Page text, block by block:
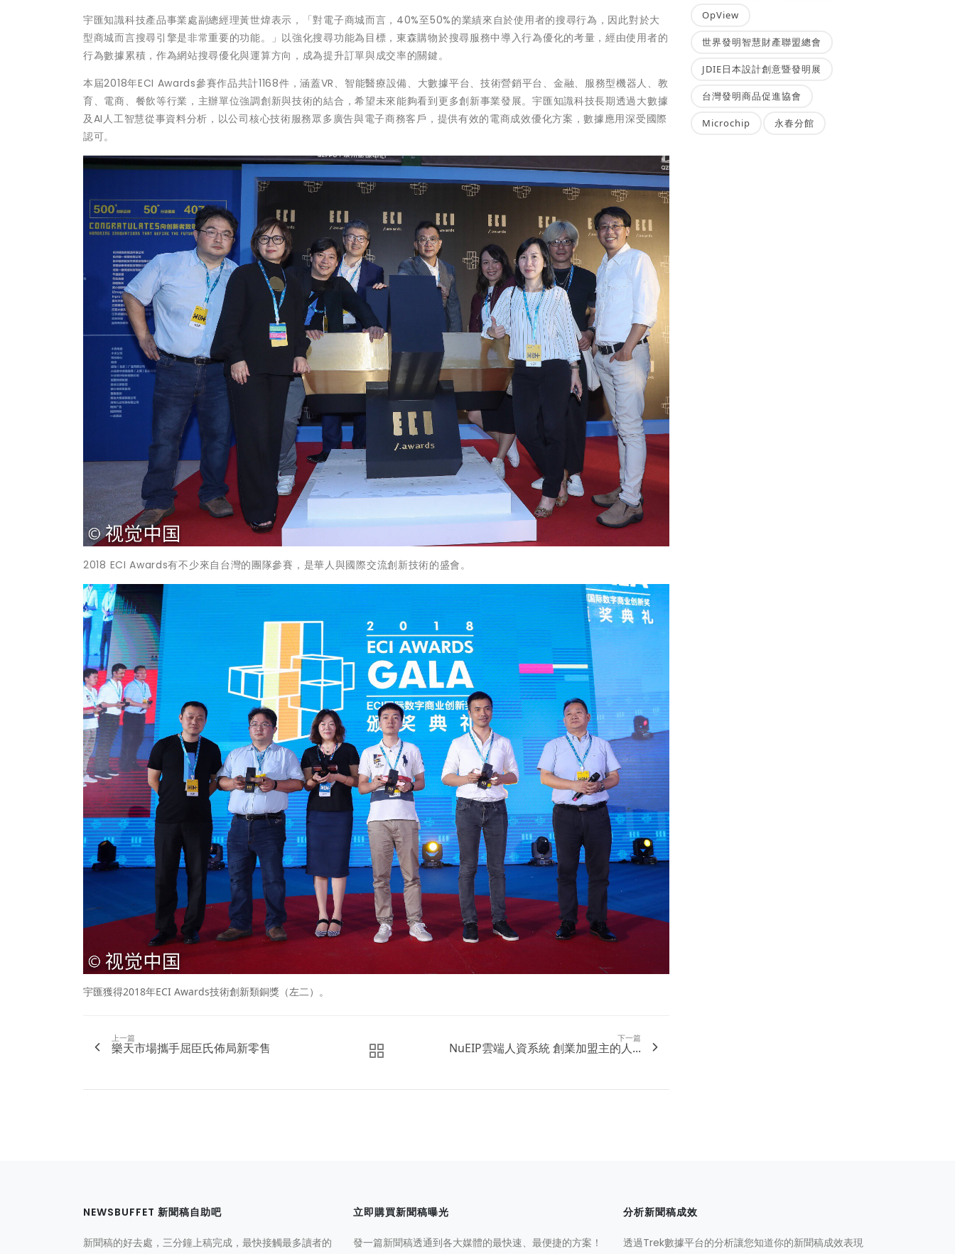
宇匯知識科技產品事業處副總經理黃世煒表示，「對電子商城而言，40%至50%的業績來自於使用者的搜尋行為，因此對於大
型商城而言搜尋引擎是非常重要的功能。」以強化搜尋功能為目標，東森購物於搜尋服務中導入行為優化的考量，經由使用者的
行為數據累積，作為網站搜尋優化與運算方向，成為提升訂單與成交率的關鍵。
本屆2018年ECI Awards參賽作品共計1168件，涵蓋VR、智能醫療設備、大數據平台、技術營銷平台、金融、服務型機器人、教
育、電商、餐飲等行業，主辦單位強調創新與技術的結合，希望未來能夠看到更多創新事業發展。宇匯知識科技長期透過大數據
及AI人工智慧從事資料分析，以公司核心技術服務眾多廣告與電子商務客戶，提供有效的電商成效優化方案，數據應用深受國際
認可。
2018 ECI Awards有不少來自台灣的團隊參賽，是華人與國際交流創新技術的盛會。
宇匯獲得2018年ECI Awards技術創新類銅獎（左二）。
上一篇
樂天市場攜手屈臣氏佈局新零售
下一篇
NuEIP雲端人資系統 創業加盟主的人...
OpView
世界發明智慧財產聯盟總會
JDIE日本設計創意暨發明展
台灣發明商品促進協會
Microchip 永春分館
NEWSBUFFET 新聞稿自助吧
新聞稿的好去處，三分鐘上稿完成，最快接觸最多讀者的
立即購買新聞稿曝光
發一篇新聞稿透通到各大媒體的最快速、最便捷的方案！
分析新聞稿成效
透過Trek數據平台的分析讓您知道你的新聞稿成效表現